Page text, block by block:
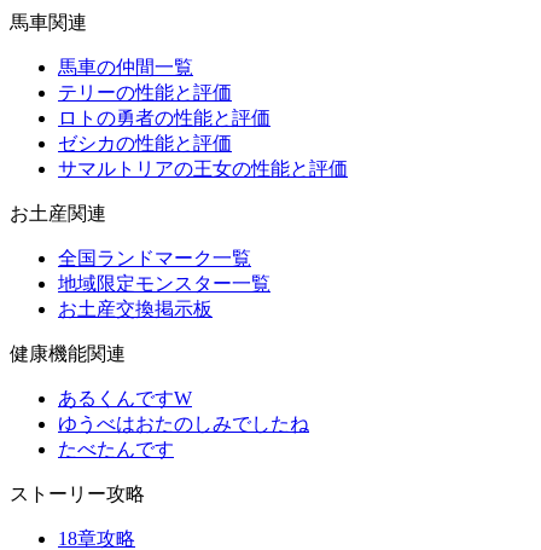
馬車関連
馬車の仲間一覧
テリーの性能と評価
ロトの勇者の性能と評価
ゼシカの性能と評価
サマルトリアの王女の性能と評価
お土産関連
全国ランドマーク一覧
地域限定モンスター一覧
お土産交換掲示板
健康機能関連
あるくんですW
ゆうべはおたのしみでしたね
たべたんです
ストーリー攻略
18章攻略